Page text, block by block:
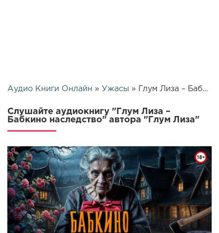
Аудио Книги Онлайн » Ужасы » Глум Лиза – Бабкино наследство | 25505
Слушайте аудиокнигу "Глум Лиза –
Бабкино наследство" автора "Глум Лиза"